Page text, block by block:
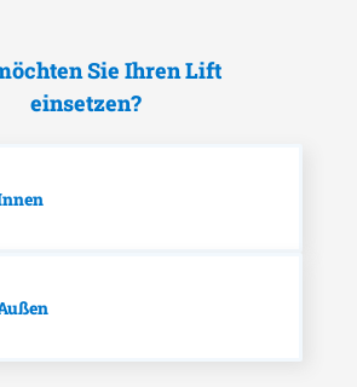
Sie Ihren Lift
einsetzen?